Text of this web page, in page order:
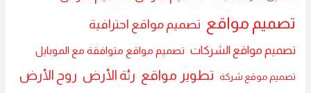
تصميم مواقع تصميم مواقع احترافية
تصميم مواقع الشركات تصميم مواقع متوافقة مع الموبايل
تصميم موقع شركة تطوير مواقع رئة الأرض روح الأرض